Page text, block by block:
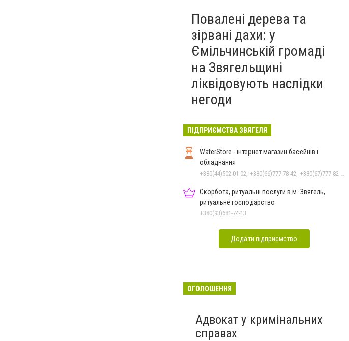
Повалені дерева та
зірвані дахи: у
Ємільчинській громаді
на Звягельщині
ліквідовують наслідки
негоди
ПІДПРИЄМСТВА ЗВЯГЕЛЯ
WaterStore - інтернет магазин басейнів і
обладнання
+380(44)502-01-02, +380(66)777-78-42, +380(67)777-82-19, +380(67)890-80-80, +380(73)890-80-80, +380(44)502-01-03
Скорбота, ритуальні послуги в м. Звягель,
ритуальне господарство
+380(93)681-74-13
Додати підприємство
ОГОЛОШЕННЯ
Адвокат у кримінальних
справах